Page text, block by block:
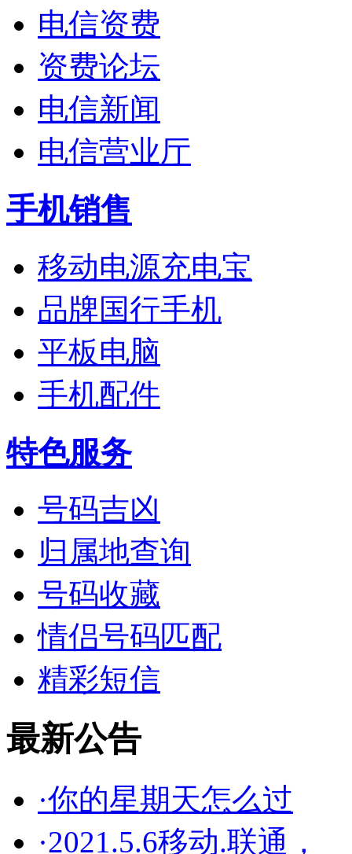
电信资费
资费论坛
电信新闻
电信营业厅
手机销售
移动电源充电宝
品牌国行手机
平板电脑
手机配件
特色服务
号码吉凶
归属地查询
号码收藏
情侣号码匹配
精彩短信
最新公告
·你的星期天怎么过
·2021.5.6移动.联通，